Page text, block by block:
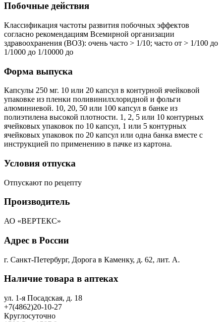
Побочные действия
Классификация частоты развития побочных эффектов
согласно рекомендациям Всемирной организации
здравоохранения (ВОЗ): очень часто > 1/10; часто от > 1/100 до
1/1000 до 1/10000 до
Форма выпуска
Капсулы 250 мг. 10 или 20 капсул в контурной ячейковой
упаковке из пленки поливинилхлоридной и фольги
алюминиевой. 10, 20, 50 или 100 капсул в банке из
полиэтилена высокой плотности. 1, 2, 5 или 10 контурных
ячейковых упаковок по 10 капсул, 1 или 5 контурных
ячейковых упаковок по 20 капсул или одна банка вместе с
инструкцией по применению в пачке из картона.
Условия отпуска
Отпускают по рецепту
Производитель
АО «ВЕРТЕКС»
Адрес в России
г. Санкт-Петербург, Дорога в Каменку, д. 62, лит. А.
Наличие товара в аптеках
ул. 1-я Посадская, д. 18
+7(4862)20-10-27
Круглосуточно